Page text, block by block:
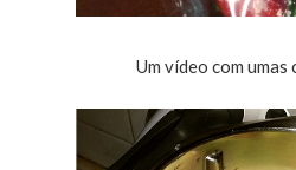
Um vídeo com umas